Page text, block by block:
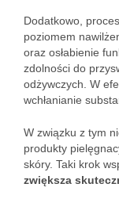
Dodatkowo,
poziomem
oraz osłabienie
zdolności do
odżywczych. W
wchłanianie
W związku z tym
produkty
skóry. Taki krok
zwiększa